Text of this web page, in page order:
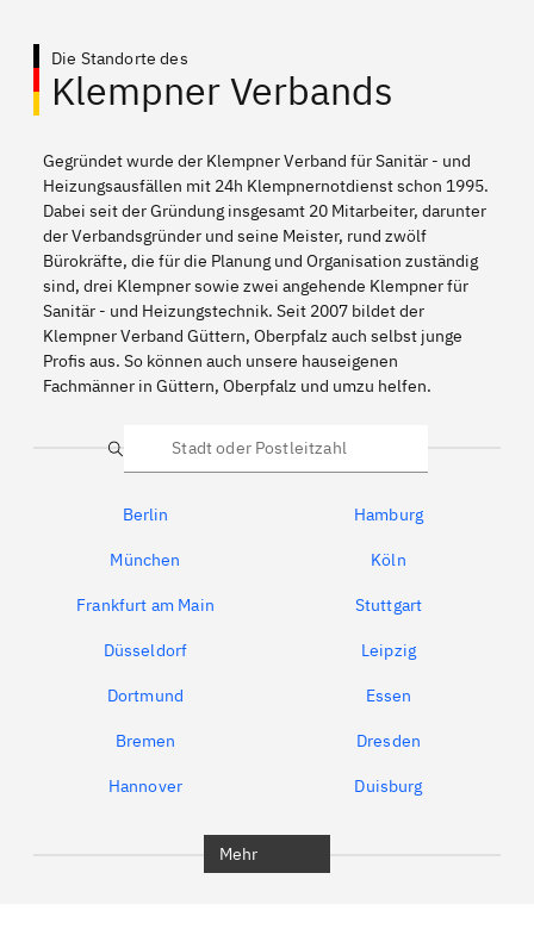
Die Standorte des
Klempner Verbands
Gegründet wurde der Klempner Verband für Sanitär - und
Heizungsausfällen mit 24h Klempnernotdienst schon 1995.
Dabei seit der Gründung insgesamt 20 Mitarbeiter, darunter
der Verbandsgründer und seine Meister, rund zwölf
Bürokräfte, die für die Planung und Organisation zuständig
sind, drei Klempner sowie zwei angehende Klempner für
Sanitär - und Heizungstechnik. Seit 2007 bildet der
Klempner Verband Güttern, Oberpfalz auch selbst junge
Profis aus. So können auch unsere hauseigenen
Fachmänner in Güttern, Oberpfalz und umzu helfen.
Suche
Berlin Hamburg
München Köln
Frankfurt am Main Stuttgart
Düsseldorf Leipzig
Dortmund Essen
Bremen Dresden
Hannover Duisburg
Mehr